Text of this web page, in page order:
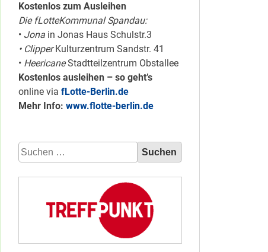
Kostenlos zum Ausleihen
Die fLotteKommunal Spandau:
• Jona in Jonas Haus Schulstr.3
• ClipperKulturzentrum Sandstr. 41
• HeericaneStadtteilzentrum Obstallee
Kostenlos ausleihen – so geht’s
online via fLotte-Berlin.de
Mehr Info: www.flotte-berlin.de
Suchen
nach: